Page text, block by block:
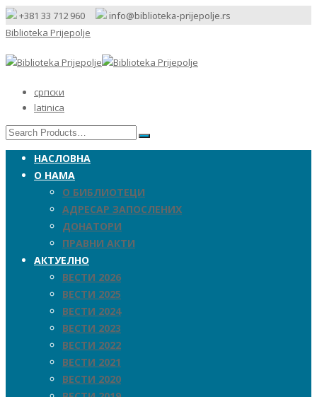
+381 33 712 960
info@biblioteka-prijepolje.rs
Biblioteka Prijepolje
српски
latinica
НАСЛОВНА
О НАМА
О БИБЛИОТЕЦИ
АДРЕСАР ЗАПОСЛЕНИХ
ДОНАТОРИ
ПРАВНИ АКТИ
АКТУЕЛНО
ВЕСТИ 2026
ВЕСТИ 2025
ВЕСТИ 2024
ВЕСТИ 2023
ВЕСТИ 2022
ВЕСТИ 2021
ВЕСТИ 2020